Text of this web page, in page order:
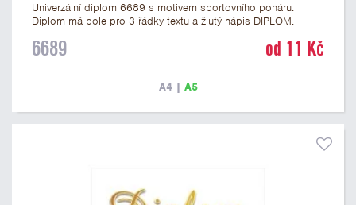
Univerzální diplom 6689 s motivem sportovního poháru.
Diplom má pole pro 3 řádky textu a žlutý nápis DIPLOM.
diplom je vhodný pro většinu událostí, ke kterým by se hodil i
6689 od 11 Kč
A4| A5